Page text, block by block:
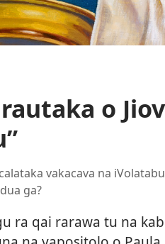
o
vakacava na
ga?
ra qai rarawa tu na